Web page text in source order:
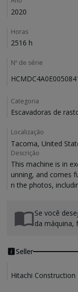
2020
Horas
2516 h
Nº de série
Categoria
Escavadoras de
Localização
Tacoma, United
Descrição
This machine is in
unning, and comes
Se você
da máquina,
Seller
Hitachi Construction